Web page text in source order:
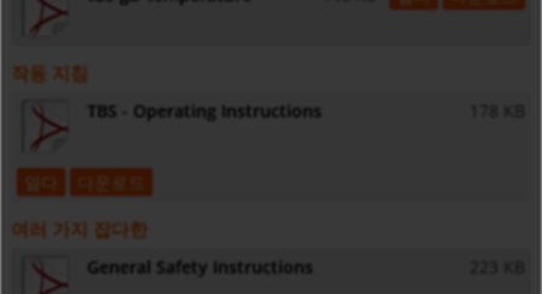
작동 지침
TBS - Operating Instructions 178 KB
열다 다운로드
여러 가지 잡다한
General Safety Instructions 223 KB